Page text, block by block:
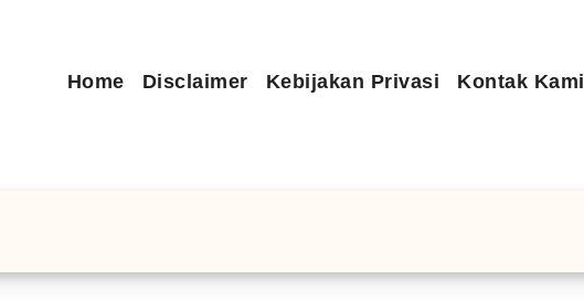
Home Disclaimer Kebijakan Privasi Kontak Kami